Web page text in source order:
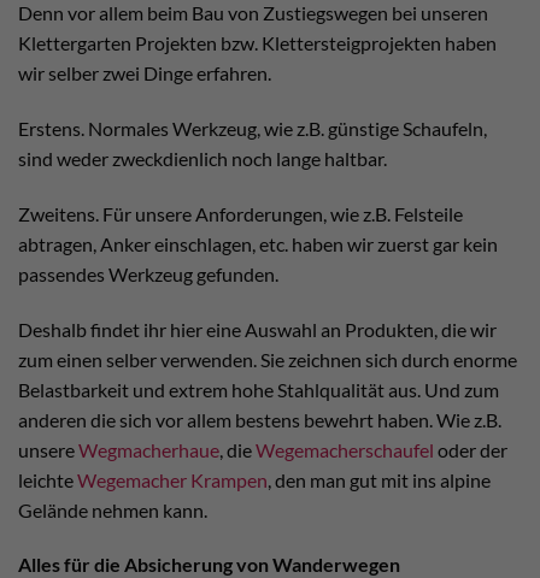
Denn vor allem beim Bau von Zustiegswegen bei unseren
Klettergarten Projekten bzw. Klettersteigprojekten haben
wir selber zwei Dinge erfahren.
Erstens. Normales Werkzeug, wie z.B. günstige Schaufeln,
sind weder zweckdienlich noch lange haltbar.
Zweitens. Für unsere Anforderungen, wie z.B. Felsteile
abtragen, Anker einschlagen, etc. haben wir zuerst gar kein
passendes Werkzeug gefunden.
Deshalb findet ihr hier eine Auswahl an Produkten, die wir
zum einen selber verwenden. Sie zeichnen sich durch enorme
Belastbarkeit und extrem hohe Stahlqualität aus. Und zum
anderen die sich vor allem bestens bewehrt haben. Wie z.B.
unsereWegmacherhaue , dieWegemacherschaufel oder der
leichteWegemacher Krampen , den man gut mit ins alpine
Gelände nehmen kann.
Alles für die Absicherung von Wanderwegen